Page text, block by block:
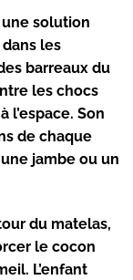
une solution
les
barreaux du
les chocs
Son
de chaque
jambe ou un
du matelas,
le cocon
L’enfant